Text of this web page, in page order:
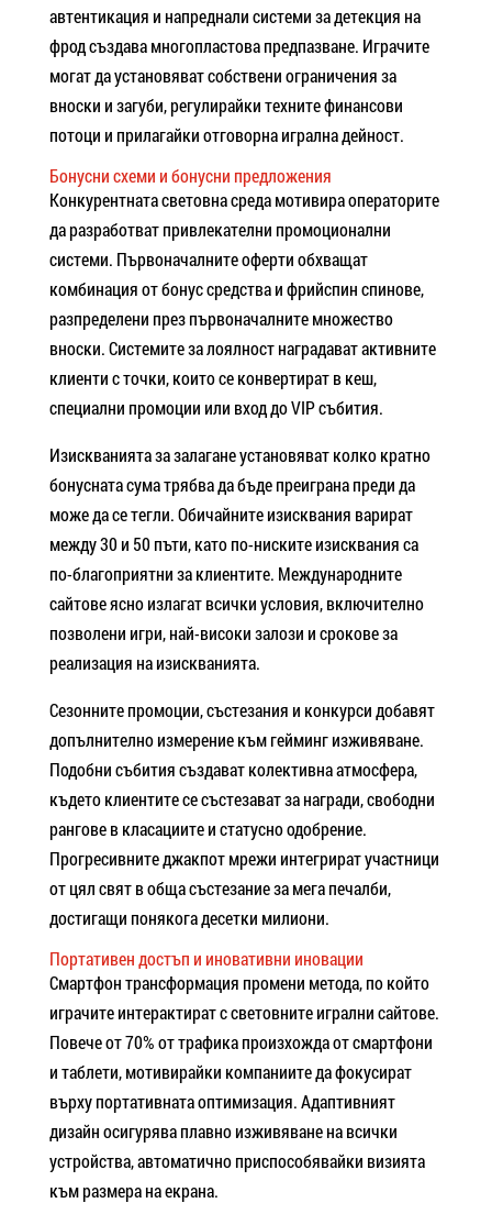
автентикация и напреднали системи за детекция на
фрод създава многопластова предпазване. Играчите
могат да установяват собствени ограничения за
вноски и загуби, регулирайки техните финансови
потоци и прилагайки отговорна игрална дейност.
Бонусни схеми и бонусни предложения
Конкурентната световна среда мотивира операторите
да разработват привлекателни промоционални
системи. Първоначалните оферти обхващат
комбинация от бонус средства и фрийспин спинове,
разпределени през първоначалните множество
вноски. Системите за лоялност наградават активните
клиенти с точки, които се конвертират в кеш,
специални промоции или вход до VIP събития.
Изискванията за залагане установяват колко кратно
бонусната сума трябва да бъде преиграна преди да
може да се тегли. Обичайните изисквания варират
между 30 и 50 пъти, като по-ниските изисквания са
по-благоприятни за клиентите. Международните
сайтове ясно излагат всички условия, включително
позволени игри, най-високи залози и срокове за
реализация на изискванията.
Сезонните промоции, състезания и конкурси добавят
допълнително измерение към гейминг изживяване.
Подобни събития създават колективна атмосфера,
където клиентите се състезават за награди, свободни
рангове в класациите и статусно одобрение.
Прогресивните джакпот мрежи интегрират участници
от цял свят в обща състезание за мега печалби,
достигащи понякога десетки милиони.
Портативен достъп и иновативни иновации
Смартфон трансформация промени метода, по който
играчите интерактират с световните игрални сайтове.
Повече от 70% от трафика произхожда от смартфони
и таблети, мотивирайки компаниите да фокусират
върху портативната оптимизация. Адаптивният
дизайн осигурява плавно изживяване на всички
устройства, автоматично приспособявайки визията
към размера на екрана.